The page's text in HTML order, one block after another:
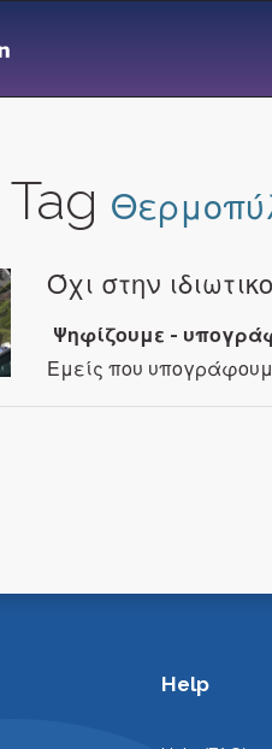
Όχι στην
Ψηφίζουμε -
Εμείς που
Help